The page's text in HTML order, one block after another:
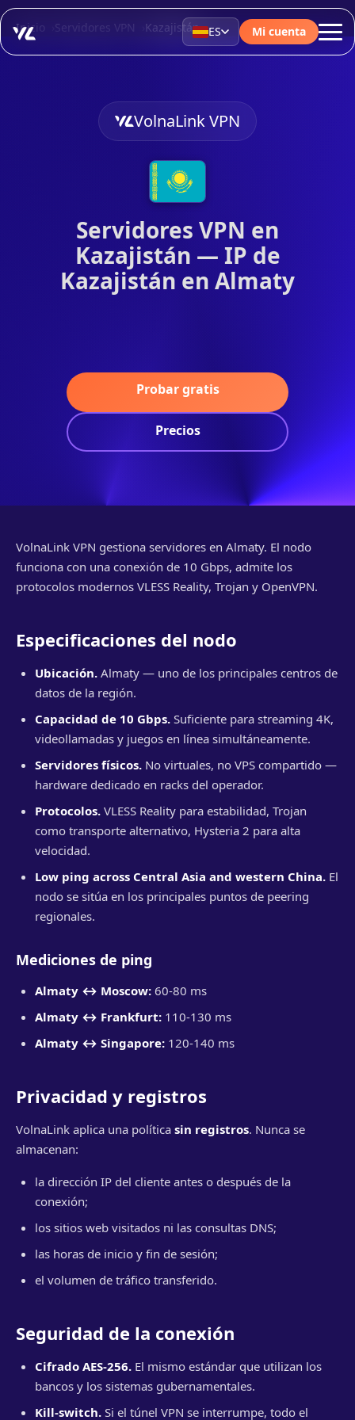
ES Mi cuenta
Inicio Servidores VPN Kazajistán
VolnaLink VPN
Servidores VPN en
Kazajistán — IP de
Kazajistán en Almaty
Probar gratis
Precios
VolnaLink VPN gestiona servidores en Almaty. El nodo
funciona con una conexión de 10 Gbps, admite los
protocolos modernos VLESS Reality, Trojan y OpenVPN.
Especificaciones del nodo
Ubicación. Almaty — uno de los principales centros de
datos de la región.
Capacidad de 10 Gbps. Suficiente para streaming 4K,
videollamadas y juegos en línea simultáneamente.
Servidores físicos. No virtuales, no VPS compartido —
hardware dedicado en racks del operador.
Protocolos. VLESS Reality para estabilidad, Trojan
como transporte alternativo, Hysteria 2 para alta
velocidad.
Low ping across Central Asia and western China. El
nodo se sitúa en los principales puntos de peering
regionales.
Mediciones de ping
Almaty ↔ Moscow: 60-80 ms
Almaty ↔ Frankfurt: 110-130 ms
Almaty ↔ Singapore: 120-140 ms
Privacidad y registros
VolnaLink aplica una política sin registros. Nunca se
almacenan:
la dirección IP del cliente antes o después de la
conexión;
los sitios web visitados ni las consultas DNS;
las horas de inicio y fin de sesión;
el volumen de tráfico transferido.
Seguridad de la conexión
Cifrado AES-256. El mismo estándar que utilizan los
bancos y los sistemas gubernamentales.
Kill-switch. Si el túnel VPN se interrumpe, todo el